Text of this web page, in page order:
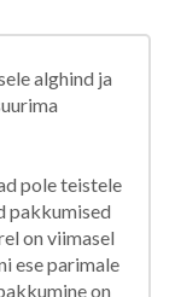
alghind ja
pole teistele
pakkumised
on viimasel
ese parimale
on